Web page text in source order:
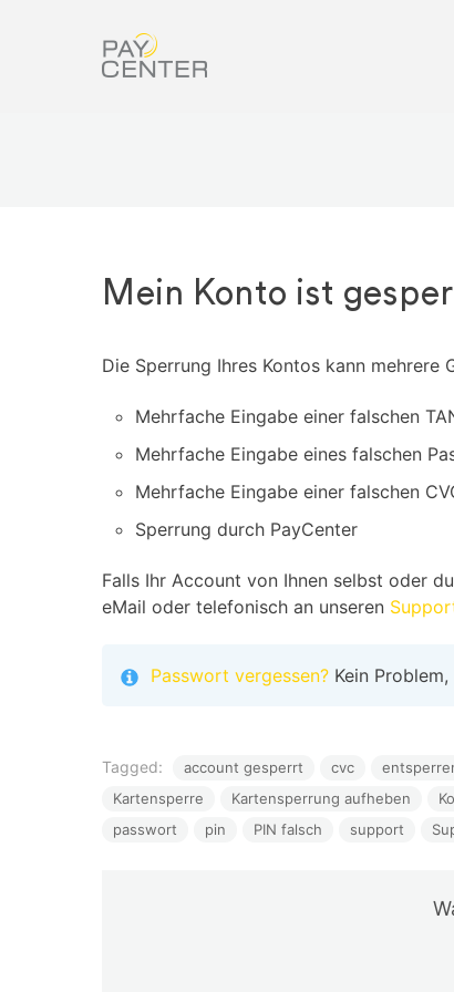
Mein Konto ist
Die Sperrung Ihres Kontos kann mehrere
Mehrfache Eingabe einer falschen
Mehrfache Eingabe eines falschen
Mehrfache Eingabe einer falschen
Sperrung durch PayCenter
Falls Ihr Account von Ihnen selbst oder
eMail oder telefonisch an unseren
Passwort vergessen? Kein
Tagged: account gesperrt cvc
Kartensperre
Kartensperrung aufheben
passwort
pin PIN falsch support